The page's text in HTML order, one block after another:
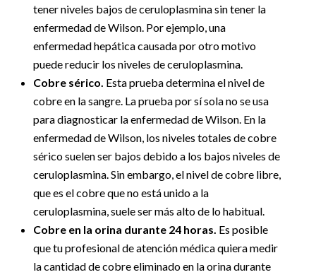
tener niveles bajos de ceruloplasmina sin tener la
enfermedad de Wilson. Por ejemplo, una
enfermedad hepática causada por otro motivo
puede reducir los niveles de ceruloplasmina.
Cobre sérico. Esta prueba determina el nivel de
cobre en la sangre. La prueba por sí sola no se usa
para diagnosticar la enfermedad de Wilson. En la
enfermedad de Wilson, los niveles totales de cobre
sérico suelen ser bajos debido a los bajos niveles de
ceruloplasmina. Sin embargo, el nivel de cobre libre,
que es el cobre que no está unido a la
ceruloplasmina, suele ser más alto de lo habitual.
Cobre en la orina durante 24 horas. Es posible
que tu profesional de atención médica quiera medir
la cantidad de cobre eliminado en la orina durante